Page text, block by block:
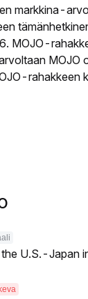
markkina-
MOJO-
MOJO
U.S.-Japan